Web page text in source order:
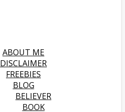
ABOUT ME
DISCLAIMER
FREEBIES
BLOG
BELIEVER
BOOK